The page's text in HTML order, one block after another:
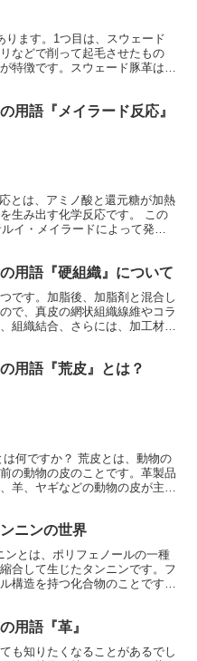
ります。1つ目は、スウェード
などで削って起毛させたもの
特徴です。スウェード豚革は、
布や小物、家具などに使用され
ード豚革には、ピッグスウェー
ッグスウェードは、豚の表皮
で、柔らかくしっとりとした手
表皮を毛付きのままなめしたも
ルグレインは、豚の表皮をそ
性に優れています。トップグレ
用語『メイラード反応』
生み出す化学反応です。 この
イ・メイラードによって発見
ず、アミノ酸と還元糖が反応し
の加熱調理や、革製品の加工で
メイラード反応は、 食品の加
を生み出しています。
用語『硬組織』について
です。加脂後、加脂剤と混合し
で、真皮の網状組織線維やコラ
組織結合、さらには、加工材料
割合は異なります。
用語『荒皮』とは？
荒皮とは、動物の
の動物の皮のことです。革製品
羊、ヤギなどの動物の皮が主に
などがあります。なめし加工さ
ニンの世界
合して生じたタンニンです。フ
構造を持つ化合物のことです。
縮合タンニンが含まれていま
、フラバノール、プロアントシ
用語『革』
も知りたくなることがあるでし